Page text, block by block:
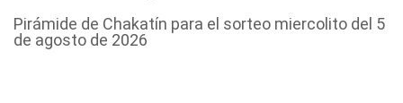
Pirámide de Chakatín para el sorteo miercolito del 5
de agosto de 2026